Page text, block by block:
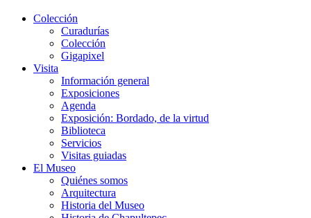
Colección
Curadurías
Colección
Gigapixel
Visita
Información general
Exposiciones
Agenda
Exposición: Bordado, de la virtud
Biblioteca
Servicios
Visitas guiadas
El Museo
Quiénes somos
Arquitectura
Historia del Museo